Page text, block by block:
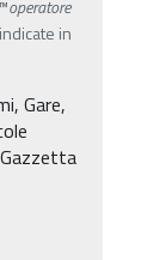
operatore
in
Gare,